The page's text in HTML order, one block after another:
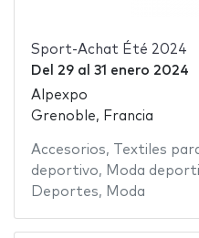
Sport-Achat Été 2024
Del 29al 31 enero 2024
Alpexpo
Grenoble, Francia
Accesorios, Textiles
deportivo, Moda
Deportes, Moda